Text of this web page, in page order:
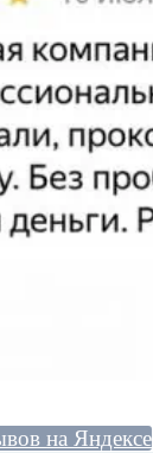
на Яндексе